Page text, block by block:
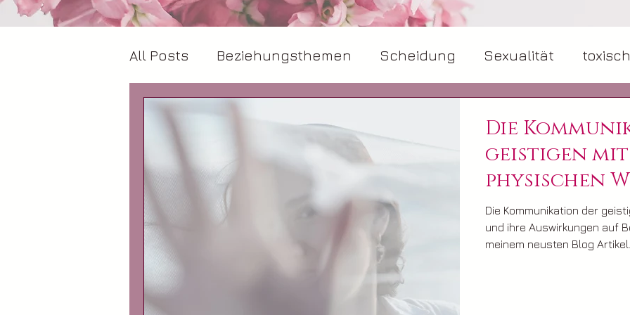
All Posts Beziehungsthemen Scheidung Sexualität
Spiritualität & Beziehung
Die
geistigen
physischen
Beziehungen
Die Kommunikation der
und ihre Auswirkungen auf
meinem neusten Blog Artikel.